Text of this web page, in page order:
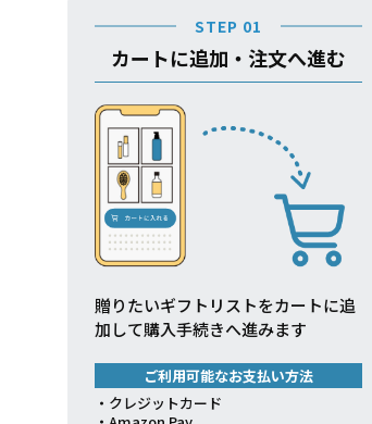
STEP 01
カートに追加・注文へ進む
贈りたいギフトリストをカートに追
加して購入手続きへ進みます
ご利用可能なお支払い方法
・クレジットカード